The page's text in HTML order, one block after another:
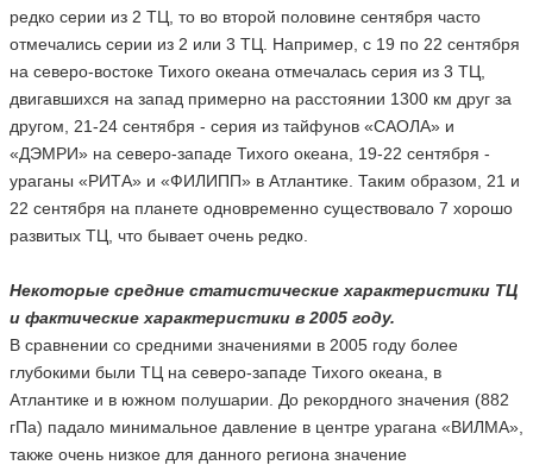
редко серии из 2 ТЦ, то во второй половине сентября часто
отмечались серии из 2 или 3 ТЦ. Например, с 19 по 22 сентября
на северо-востоке Тихого океана отмечалась серия из 3 ТЦ,
двигавшихся на запад примерно на расстоянии 1300 км друг за
другом, 21-24 сентября - серия из тайфунов «САОЛА» и
«ДЭМРИ» на северо-западе Тихого океана, 19-22 сентября -
ураганы «РИТА» и «ФИЛИПП» в Атлантике. Таким образом, 21 и
22 сентября на планете одновременно существовало 7 хорошо
развитых ТЦ, что бывает очень редко.
Некоторые средние статистические характеристики ТЦ
и фактические характеристики в 2005 году.
В сравнении со средними значениями в 2005 году более
глубокими были ТЦ на северо-западе Тихого океана, в
Атлантике и в южном полушарии. До рекордного значения (882
гПа) падало минимальное давление в центре урагана «ВИЛМА»,
также очень низкое для данного региона значение